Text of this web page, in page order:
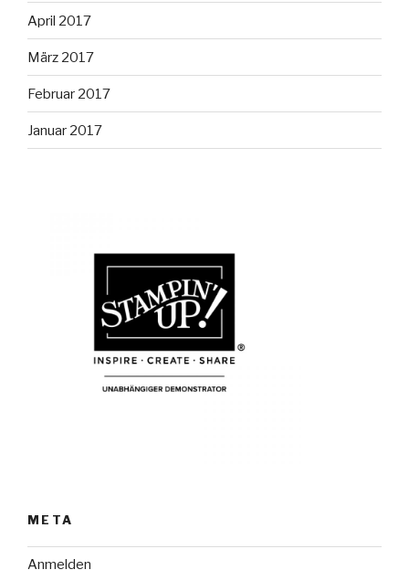
April 2017
März 2017
Februar 2017
Januar 2017
META
Anmelden